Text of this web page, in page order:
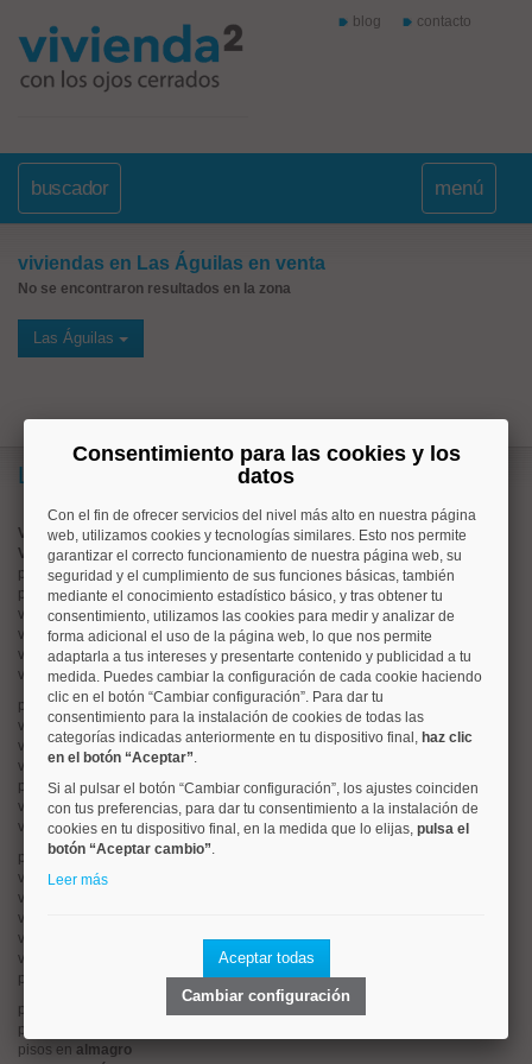
blog contacto
buscador menú
viviendas en Las Águilas en venta
No se encontraron resultados en la zona
Las Águilas
Lo más buscado
Valorar vivienda online
Vender piso
pisos enchamberí
pisos enmoncloa
viviendas enargüelles
viviendas entetuán
viviendas encuatro caminos
viviendas en chamartín
pisos enrios rosas
viviendas enprosperidad
viviendas enhispanoamerica
viviendas enciudad lineal
pisos en salamanca
viviendas encentro
viviendas ensol
pisos enciudad jardín
viviendas enretiro
viviendas en
viviendas en
viviendas en
viviendas en
pisos en
pisos en
pisos en
pisos en almagro
Consentimiento para las cookies y los
datos
Con el fin de ofrecer servicios del nivel más alto en nuestra página
web, utilizamos cookies y tecnologías similares. Esto nos permite
garantizar el correcto funcionamiento de nuestra página web, su
seguridad y el cumplimiento de sus funciones básicas, también
mediante el conocimiento estadístico básico, y tras obtener tu
consentimiento, utilizamos las cookies para medir y analizar de
forma adicional el uso de la página web, lo que nos permite
adaptarla a tus intereses y presentarte contenido y publicidad a tu
medida. Puedes cambiar la configuración de cada cookie haciendo
clic en el botón “Cambiar configuración”. Para dar tu
consentimiento para la instalación de cookies de todas las
categorías indicadas anteriormente en tu dispositivo final, haz clic
en el botón “Aceptar”.
Si al pulsar el botón “Cambiar configuración”, los ajustes coinciden
con tus preferencias, para dar tu consentimiento a la instalación de
cookies en tu dispositivo final, en la medida que lo elijas, pulsa el
botón “Aceptar cambio”.
Leer más
Aceptar todas
Cambiar configuración